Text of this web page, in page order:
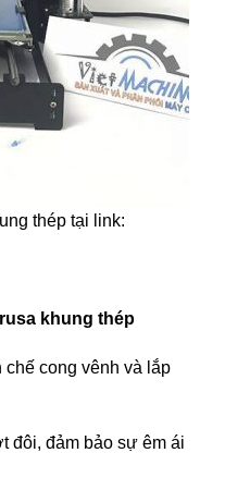
thép tại link:
khung thép
chế cong vênh và lắp
đôi, đảm bảo sự êm ái